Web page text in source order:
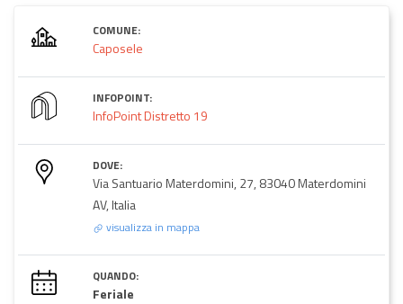
COMUNE:
Caposele
INFOPOINT:
InfoPoint Distretto 19
DOVE:
Via Santuario Materdomini, 27, 83040 Materdomini
AV, Italia
visualizza in mappa
QUANDO:
Feriale